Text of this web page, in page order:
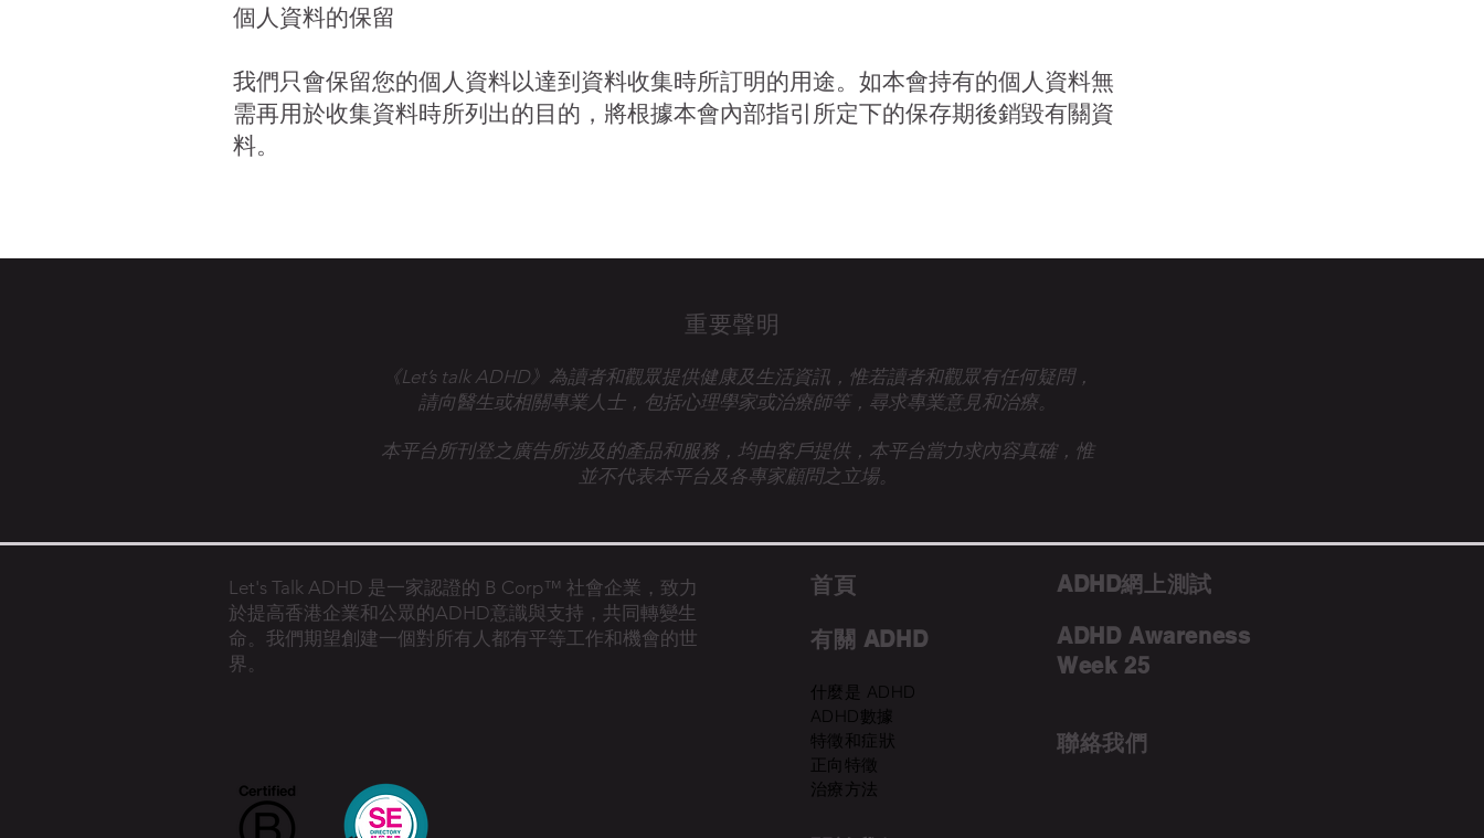
個人資料的保留
我們只會保留您的個人資料以達到資料收集時所訂明的用途。如本會持有的個人資料無
需再用於收集資料時所列出的目的，將根據本會內部指引所定下的保存期後銷毀有關資
料。
重要聲明
《Let’s talk ADHD》為讀者和觀眾提供健康及生活資訊，惟若讀者和觀眾有任何疑問，
請向醫生或相關專業人士， 包括心理學家或治療師等，尋求專業意見和治療。
本平台所刊登之廣告所涉及的產品和服務，均由客戶提供，本平台當力求內容真確，惟
並不代表本平台及各專家顧問之立場。
Let's Talk ADHD 是一家認證的 B Corp™ 社會企業，致力
於提高香港企業和公眾的ADHD意識與支持，共同轉變生
命。 我們期望創建一個對所有人都有平等工作和機會的世
界。
首​頁
有關 ADHD
什麼是 ADHD
ADHD數據
特徵和症狀
正向特徵
治療方法
ADHD網上測試
ADHD Awareness
Week 25
聯絡我們